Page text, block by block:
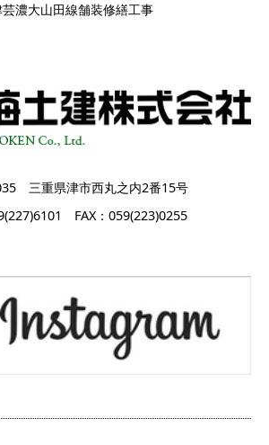
濃大山田線舗装修繕工事
三重県津市西丸之内2番15号
FAX：059(223)0255